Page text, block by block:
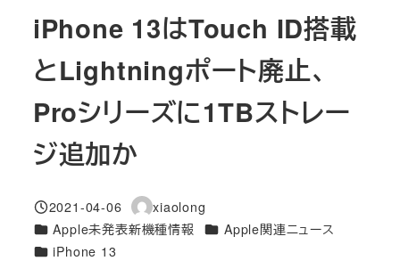
iPhone 13はTouch ID搭載
とLightningポート廃止、
Proシリーズに1TBストレー
ジ追加か
投稿日
2021-04-06
著
者
xiaolong
カテゴリー
Apple未発表新機種情報 カテゴリー
Apple関連ニュース
カテゴリー
iPhone 13